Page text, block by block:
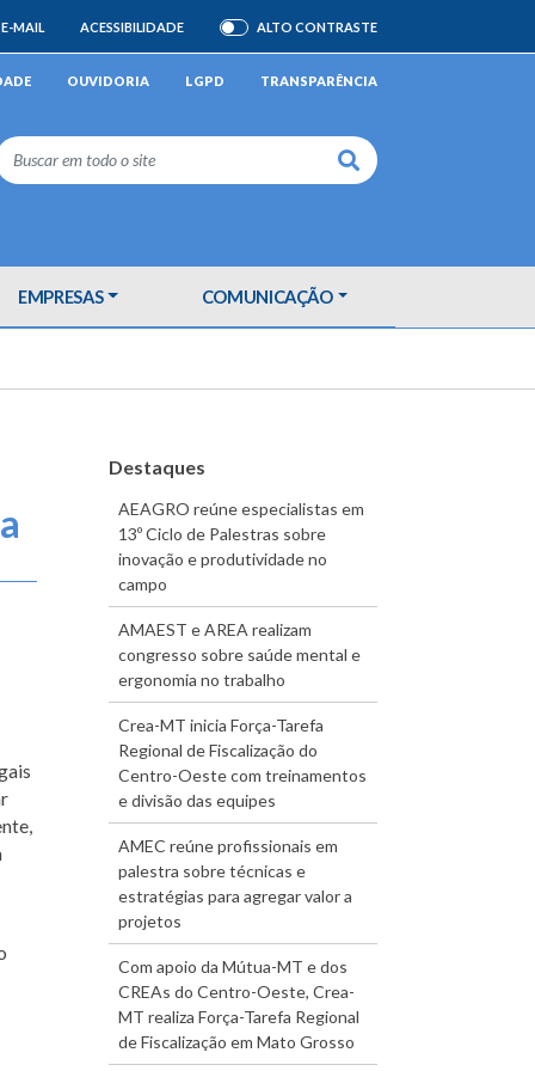
E-MAIL ACESSIBILIDADE ATIVAR/DESATIVAR
ALTO CONTRASTE
OUVIDORIA LGPD TRANSPARÊNCIA
Buscar
EMPRESAS COMUNICAÇÃO
Destaques
AEAGRO reúne especialistas em
13º Ciclo de Palestras sobre
inovação e produtividade no
campo
AMAEST e AREA realizam
congresso sobre saúde mental e
ergonomia no trabalho
Crea-MT inicia Força-Tarefa
Regional de Fiscalização do
Centro-Oeste com treinamentos
e divisão das equipes
AMEC reúne profissionais em
palestra sobre técnicas e
estratégias para agregar valor a
projetos
Com apoio da Mútua-MT e dos
CREAs do Centro-Oeste, Crea-
MT realiza Força-Tarefa Regional
de Fiscalização em Mato Grosso